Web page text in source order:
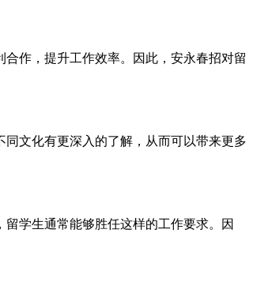
作，提升工作效率。因此，安永春招对留
文化有更深入的了解，从而可以带来更多
学生通常能够胜任这样的工作要求。因